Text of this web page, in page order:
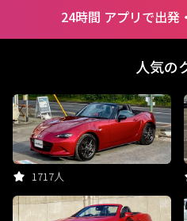
24時間 アプリで出発
人気の
1717人